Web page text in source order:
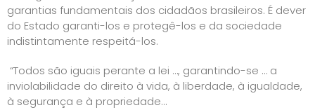
garantias fundamentais dos cidadãos brasileiros. É dever
do Estado garanti-los e protegê-los e da sociedade
indistintamente respeitá-los.
“Todos são iguais perante a lei …, garantindo-se … a
inviolabilidade do direito à vida, à liberdade, à igualdade,
à segurança e à propriedade…